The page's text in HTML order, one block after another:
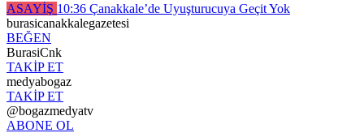
ASAYİŞ 10:36 Çanakkale’de Uyuşturucuya Geçit Yok
burasicanakkalegazetesi
BEĞEN
BurasiCnk
TAKİP ET
medyabogaz
TAKİP ET
@bogazmedyatv
ABONE OL